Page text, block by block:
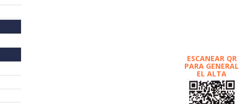
ESCANEAR QR
PARA GENERAL
EL ALTA